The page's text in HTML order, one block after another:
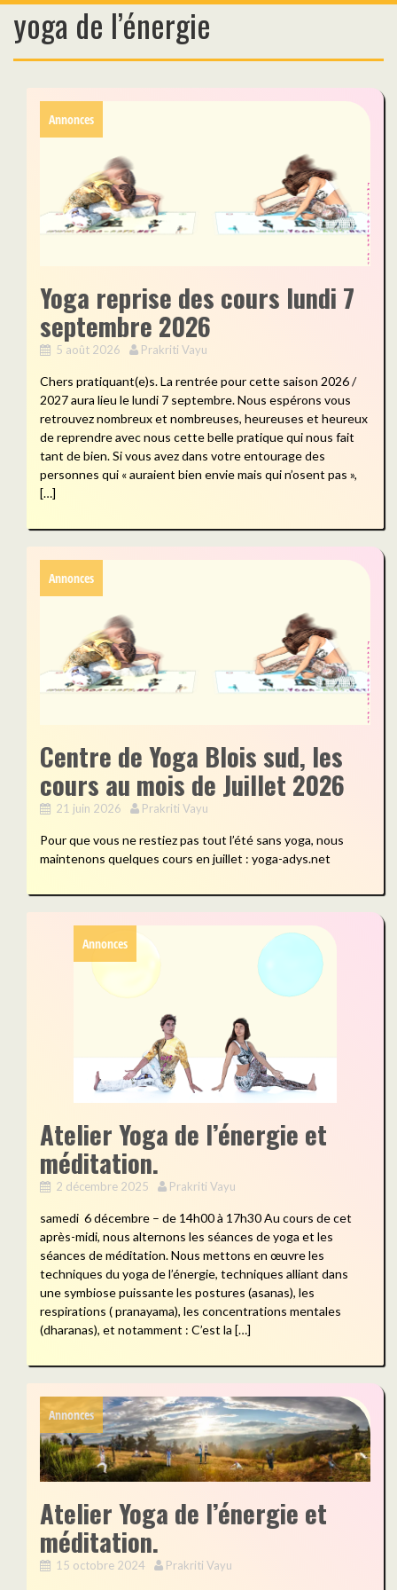
Skip
content
yoga de l’énergie
Annonces
Yoga reprise des cours lundi 7
septembre 2026
5 août 2026 Prakriti Vayu
Chers pratiquant(e)s. La rentrée pour cette saison 2026 /
2027 aura lieu le lundi 7 septembre. Nous espérons vous
retrouvez nombreux et nombreuses, heureuses et heureux
de reprendre avec nous cette belle pratique qui nous fait
tant de bien. Si vous avez dans votre entourage des
personnes qui « auraient bien envie mais qui n’osent pas »,
[…]
Annonces
Centre de Yoga Blois sud, les
cours au mois de Juillet 2026
21 juin 2026 Prakriti Vayu
Pour que vous ne restiez pas tout l’été sans yoga, nous
maintenons quelques cours en juillet : yoga-adys.net
Annonces
Atelier Yoga de l’énergie et
méditation.
2 décembre 2025 Prakriti Vayu
samedi 6 décembre – de 14h00 à 17h30 Au cours de cet
après-midi, nous alternons les séances de yoga et les
séances de méditation. Nous mettons en œuvre les
techniques du yoga de l’énergie, techniques alliant dans
une symbiose puissante les postures (asanas), les
respirations ( pranayama), les concentrations mentales
(dharanas), et notamment : C’est la […]
Annonces
Atelier Yoga de l’énergie et
méditation.
15 octobre 2024 Prakriti Vayu